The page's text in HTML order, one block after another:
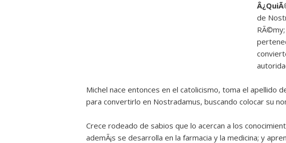
de
Michel nace entonces en el catolicismo, toma el apellido
para convertirlo en Nostradamus, buscando colocar su
Crece rodeado de sabios que lo acercan a los
ademÃ¡s se desarrolla en la farmacia y la medicina; y